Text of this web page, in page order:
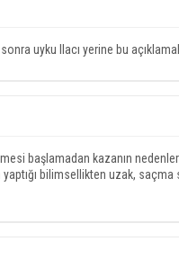
uyku llacı yerine bu
başlamadan kazanın
bilimsellikten uzak,